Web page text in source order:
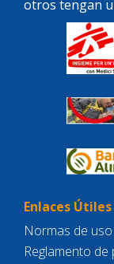
otros tengan
Enlaces Útiles
Normas de
Reglamento